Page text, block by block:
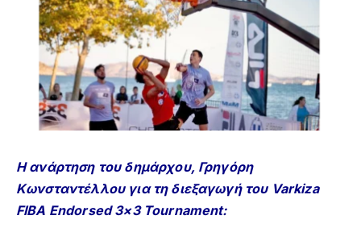
Η ανάρτηση του δημάρχου, Γρηγόρη
Κωνσταντέλλου για τη διεξαγωγή του Varkiza
FIBA Endorsed 3×3 Tournament: